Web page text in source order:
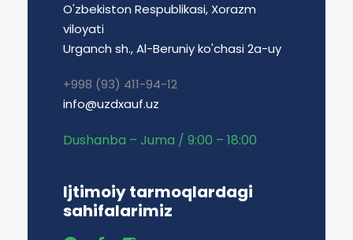
O'zbekiston Respublikasi, Xorazm
viloyati
Urganch sh., Al-Beruniy ko'chasi 2a-uy
+998 (93) 411-94-12
info@uzdxauf.uz
Dushanba – Juma / 9:00 – 18:00
Ijtimoiy tarmoqlardagi
sahifalarimiz